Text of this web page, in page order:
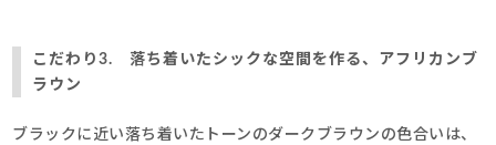
こだわり3. 落ち着いたシックな空間を作る、アフリカンブ
ラウン
ブラックに近い落ち着いたトーンのダークブラウンの色合いは、